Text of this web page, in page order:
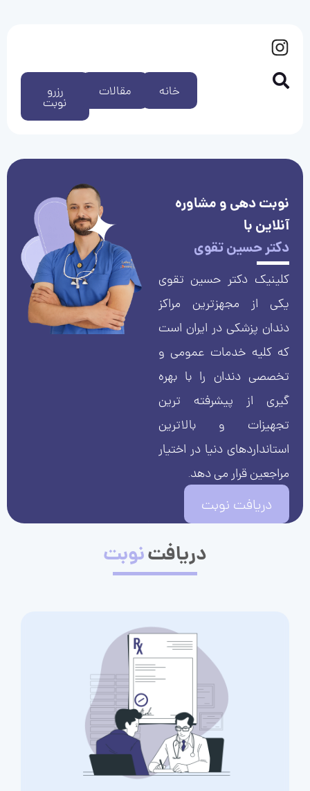
رزرو
نوبت
مقالات خانه
نوبت دهی و مشاوره
آنلاین با
دکتر حسین تقوی
کلینیک دکتر حسین تقوی
یکی از مجهزترین مراکز
دندان پزشکی در ایران است
که کلیه خدمات عمومی و
تخصصی دندان را با بهره
گیری از پیشرفته ترین
تجهیزات و بالاترین
استانداردهای دنیا در اختیار
مراجعین قرار می دهد.
دریافت نوبت
دریافتنوبت